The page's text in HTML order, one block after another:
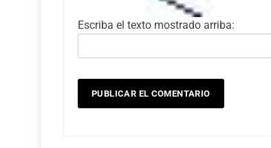
Escriba el texto mostrado arriba: